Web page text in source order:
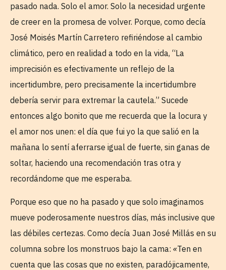
pasado nada. Solo el amor. Solo la necesidad urgente
de creer en la promesa de volver. Porque, como decía
José Moisés Martín Carretero refiriéndose al cambio
climático, pero en realidad a todo en la vida, “La
imprecisión es efectivamente un reflejo de la
incertidumbre, pero precisamente la incertidumbre
debería servir para extremar la cautela.” Sucede
entonces algo bonito que me recuerda que la locura y
el amor nos unen: el día que fui yo la que salió en la
mañana lo sentí aferrarse igual de fuerte, sin ganas de
soltar, haciendo una recomendación tras otra y
recordándome que me esperaba.
Porque eso que no ha pasado y que solo imaginamos
mueve poderosamente nuestros días, más inclusive que
las débiles certezas. Como decía Juan José Millás en su
columna sobre los monstruos bajo la cama: «Ten en
cuenta que las cosas que no existen, paradójicamente,